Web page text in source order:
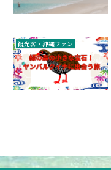
観光客・沖縄ファン